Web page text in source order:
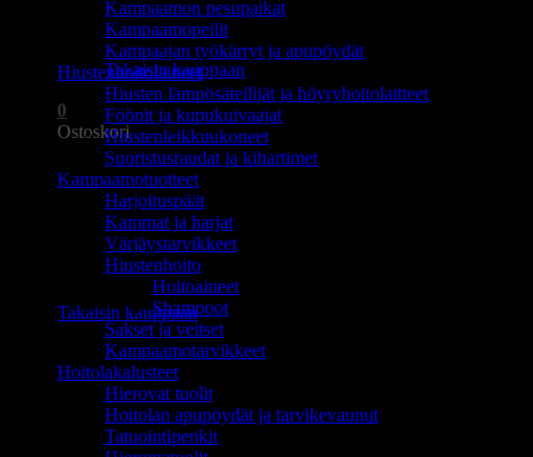
Ostoskori on tyhjä.
Takaisin kauppaan
0
Ostoskori
Ostoskori on tyhjä.
Takaisin kauppaan
Kampaamon pesupaikat
Kampaamopeilit
Kampaajan työkärryt ja apupöydät
Hiustenhoitolaitteet
Hiusten lämpösäteilijät ja höyryhoitolaitteet
Föönit ja kupukuivaajat
Hiustenleikkuukoneet
Suoristusraudat ja kihartimet
Kampaamotuotteet
Harjoituspäät
Kammat ja harjat
Värjäystarvikkeet
Hiustenhoito
Hoitoaineet
Shampoot
Sakset ja veitset
Kampaamotarvikkeet
Hoitolakalusteet
Hierovat tuolit
Hoitolan apupöydät ja tarvikevaunut
Tatuointipenkit